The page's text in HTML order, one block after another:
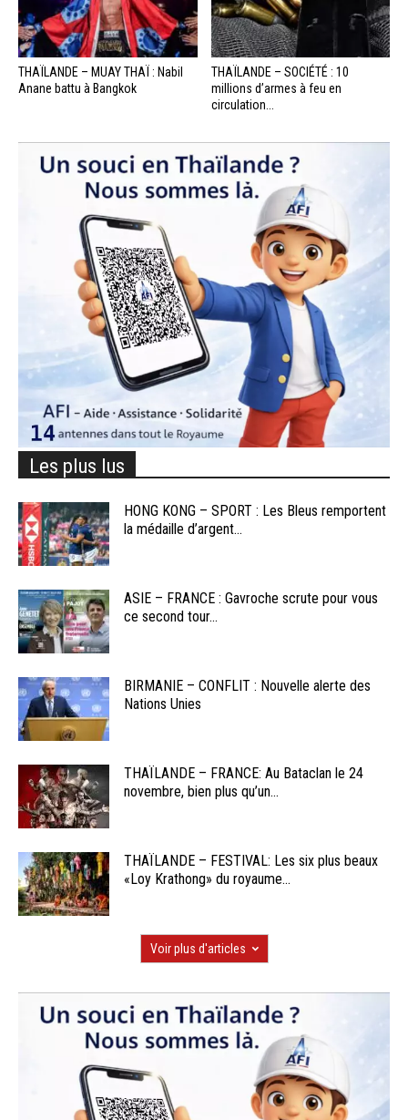
THAÏLANDE – MUAY THAÏ : Nabil
Anane battu à Bangkok
THAÏLANDE – SOCIÉTÉ : 10
millions d’armes à feu en
circulation...
Les plus lus
HONG KONG – SPORT : Les Bleus remportent
la médaille d’argent...
ASIE – FRANCE : Gavroche scrute pour vous
ce second tour...
BIRMANIE – CONFLIT : Nouvelle alerte des
Nations Unies
THAÏLANDE – FRANCE: Au Bataclan le 24
novembre, bien plus qu’un...
THAÏLANDE – FESTIVAL: Les six plus beaux
«Loy Krathong» du royaume...
Voir plus d'articles